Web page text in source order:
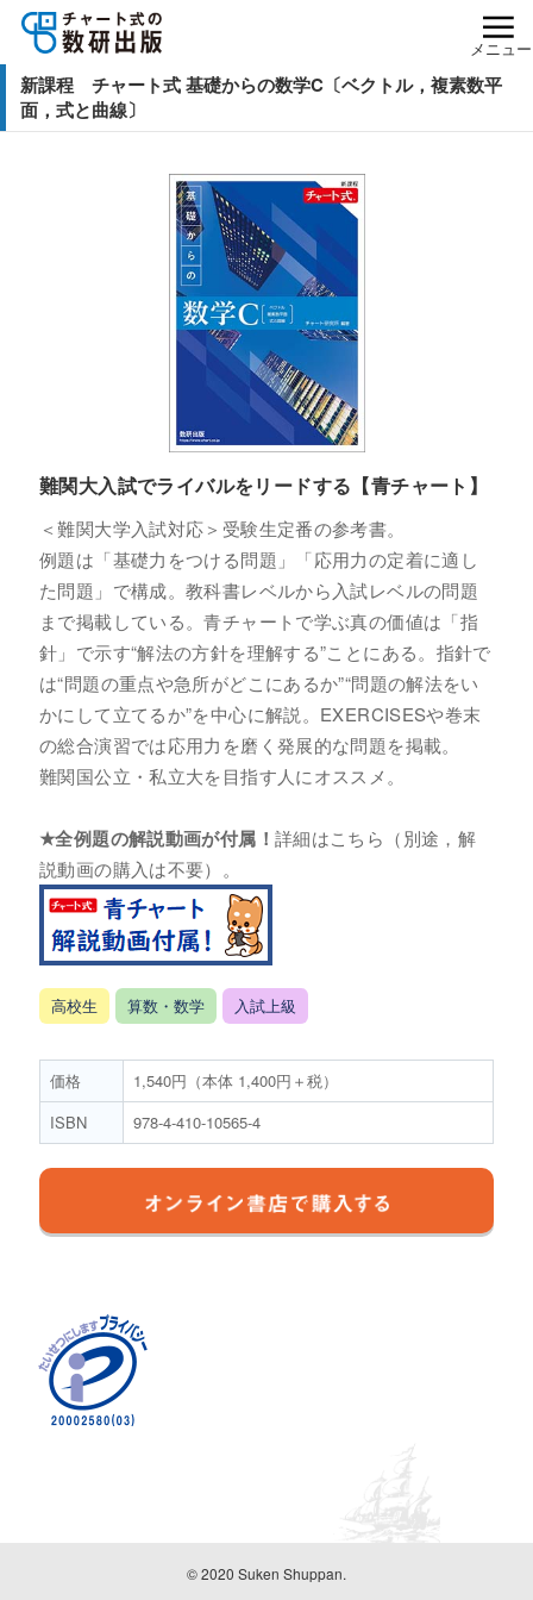
メニュー
新課程 チャート式 基礎からの数学C〔ベクトル，複素数平
面，式と曲線〕
難関大入試でライバルをリードする【青チャート】
＜難関大学入試対応＞受験生定番の参考書。
例題は「基礎力をつける問題」「応用力の定着に適し
た問題」で構成。教科書レベルから入試レベルの問題
まで掲載している。青チャートで学ぶ真の価値は「指
針」で示す“解法の方針を理解する”ことにある。指針で
は“問題の重点や急所がどこにあるか”“問題の解法をい
かにして立てるか”を中心に解説。EXERCISESや巻末
の総合演習では応用力を磨く発展的な問題を掲載。
難関国公立・私立大を目指す人にオススメ。
★全例題の解説動画が付属！ 詳細はこちら（別途，解
説動画の購入は不要）。
高校生 算数・数学 入試上級
価格
1,540円（本体 1,400円＋税）
ISBN
978-4-410-10565-4
© 2020 Suken Shuppan.